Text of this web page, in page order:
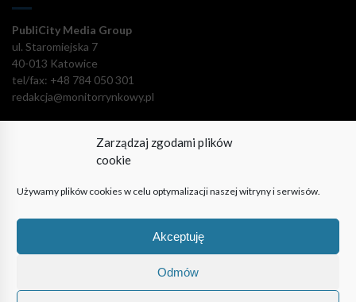
Zarządzaj zgodami plików
cookie
Używamy plików cookies w celu optymalizacji naszej witryny i serwisów.
Akceptuję
Odmów
PubliCity Media Group
ul. Staromiejska 7
40-013 Katowice
tel/fax: +48 784 050 301
redakcja@monitorrynkowy.pl